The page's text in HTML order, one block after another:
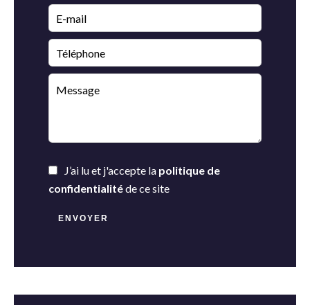
J’ai lu et j'accepte la politique de
confidentialitéde ce site
ENVOYER